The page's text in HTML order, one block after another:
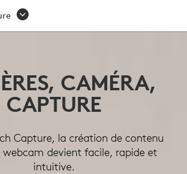
CAMÉRA,
CAPTURE
Capture, la création de contenu
devient facile, rapide et
intuitive.